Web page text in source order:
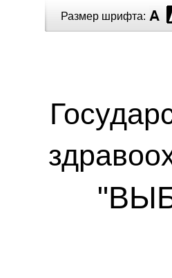
Размер шрифта: